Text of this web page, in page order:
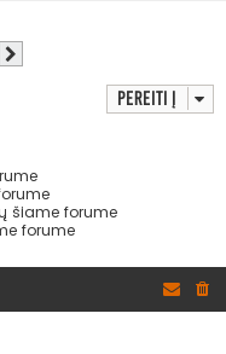
Pereiti į
šiame forume
forume